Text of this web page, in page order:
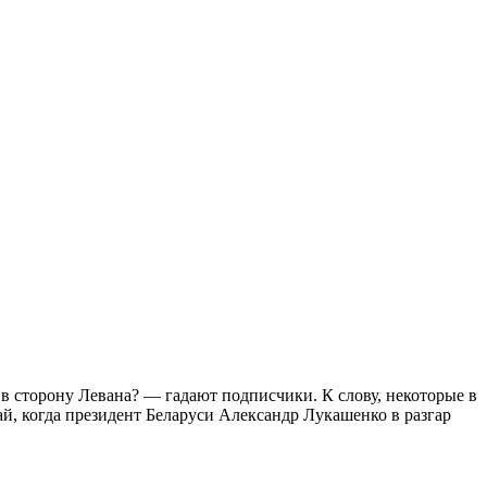
Левана? — гадают подписчики. К слову, некоторые в
когда президент Беларуси Александр Лукашенко в разгар